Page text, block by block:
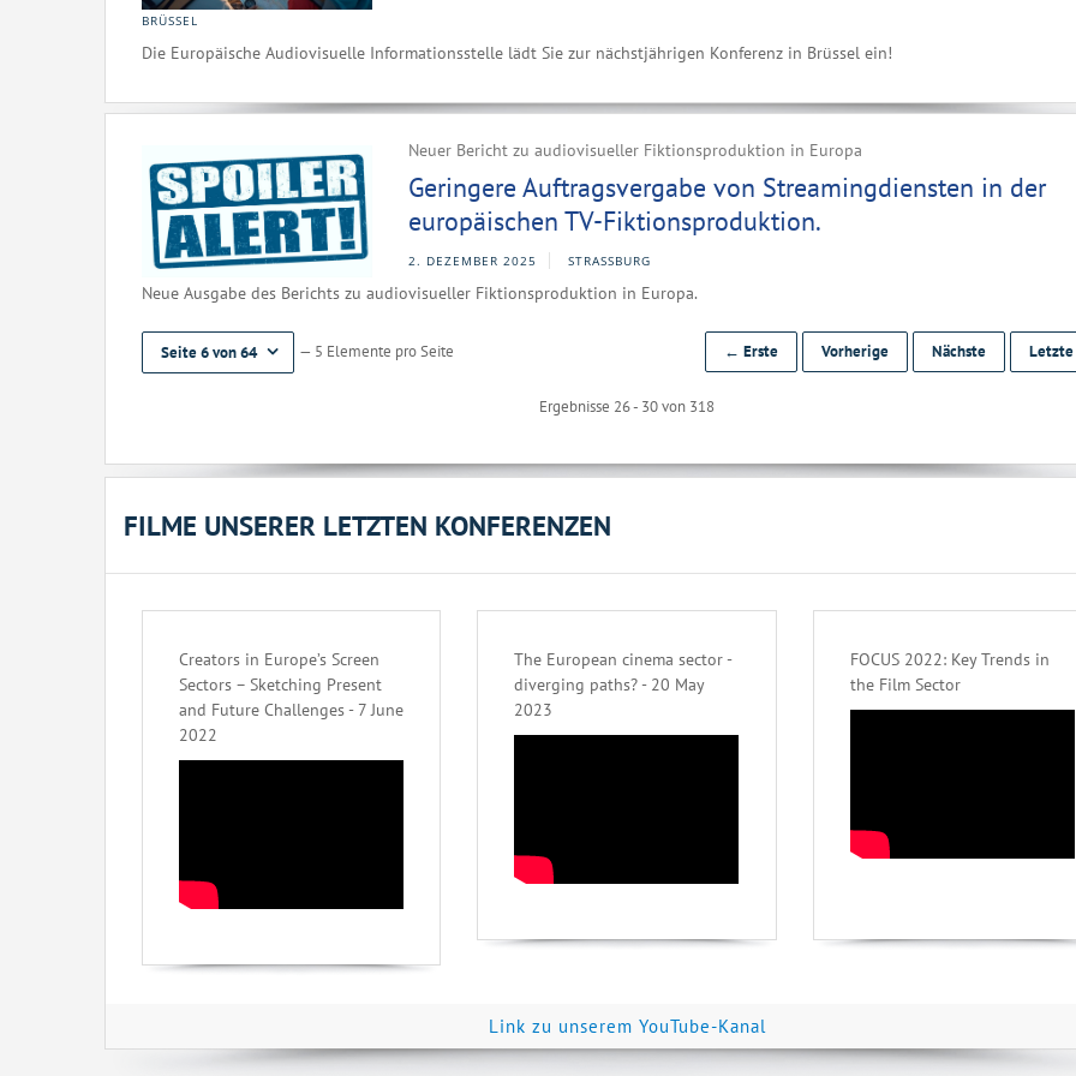
BRÜSSEL
Die Europäische Audiovisuelle Informationsstelle lädt Sie zur nächstjährigen Konferenz in Brüssel ein!
Neuer Bericht zu audiovisueller Fiktionsproduktion in Europa
Geringere Auftragsvergabe von Streamingdiensten in der
europäischen TV-Fiktionsproduktion.
2. DEZEMBER 2025 STRASSBURG
Neue Ausgabe des Berichts zu audiovisueller Fiktionsproduktion in Europa.
Seite 6 von 64 — 5 Elemente pro Seite
Ergebnisse 26 - 30 von 318
← Erste Vorherige Nächste
FILME UNSERER LETZTEN KONFERENZEN
Creators in Europe’s Screen
Sectors – Sketching Present
and Future Challenges - 7 June
2022
The European cinema sector -
diverging paths? - 20 May
2023
FOCUS 2022: Key Trends in
the Film Sector
Link zu unserem YouTube-Kanal